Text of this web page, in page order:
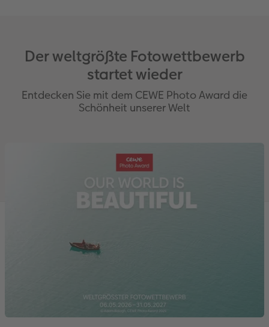
Der weltgrößte Fotowettbewerb
startet wieder
Entdecken Sie mit dem CEWE Photo Award die
Schönheit unserer Welt